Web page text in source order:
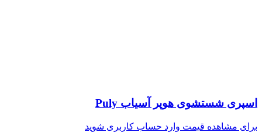
اسپری شستشوی هوپر آسیاب Puly
برای مشاهده قیمت وارد حساب کاربری شوید